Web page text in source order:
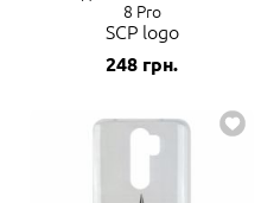
8 Pro
SCP logo
248 грн.